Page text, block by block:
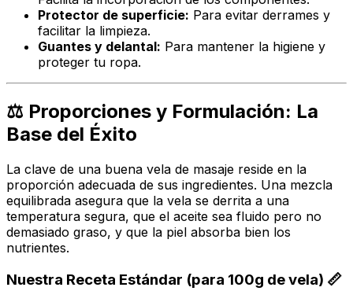
Protector de superficie: Para evitar derrames y
facilitar la limpieza.
Guantes y delantal: Para mantener la higiene y
proteger tu ropa.
⚖️ Proporciones y Formulación: La
Base del Éxito
La clave de una buena vela de masaje reside en la
proporción adecuada de sus ingredientes. Una mezcla
equilibrada asegura que la vela se derrita a una
temperatura segura, que el aceite sea fluido pero no
demasiado graso, y que la piel absorba bien los
nutrientes.
Nuestra Receta Estándar (para 100g de vela) 📏